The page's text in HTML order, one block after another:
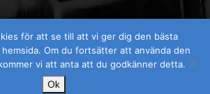
Visselblåsaren
för att se till att vi ger dig den bästa
Om du fortsätter att använda den
vi att anta att du godkänner detta.
Ok